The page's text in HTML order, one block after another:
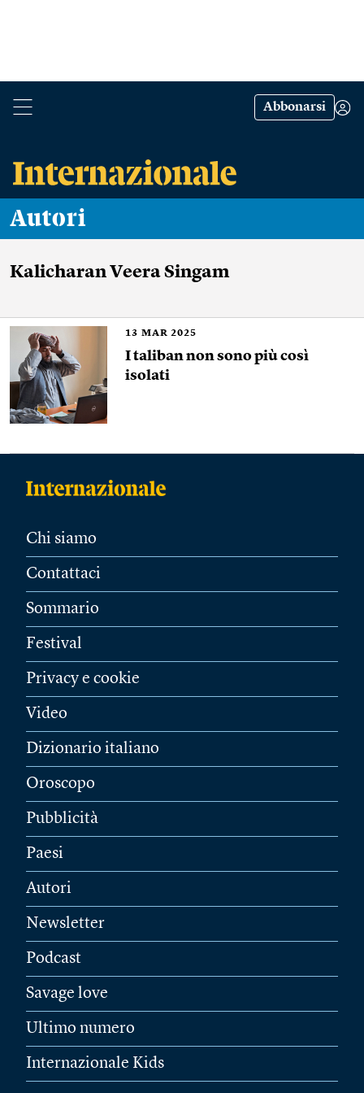
Abbonarsi
Autori
Kalicharan Veera Singam
13 MAR 2025
I taliban non sono più così
isolati
Chi siamo
Contattaci
Sommario
Festival
Privacy e cookie
Video
Dizionario italiano
Oroscopo
Pubblicità
Paesi
Autori
Newsletter
Podcast
Savage love
Ultimo numero
Internazionale Kids